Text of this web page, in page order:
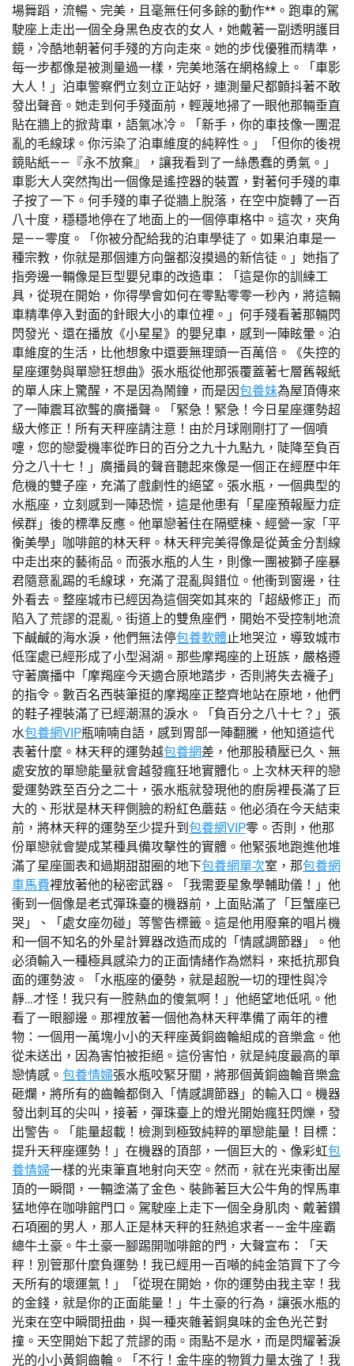
場舞蹈，流暢、完美，且毫無任何多餘的動作**。跑車的駕
駛座上走出一個全身黑色皮衣的女人，她戴著一副透明護目
鏡，冷酷地朝著何手殘的方向走來。她的步伐優雅而精準，
每一步都像是被測量過一樣，完美地落在網格線上。「車影
大人！」泊車警察們立刻立正站好，連測量尺都顫抖著不敢
發出聲音。她走到何手殘面前，輕蔑地掃了一眼他那輛垂直
貼在牆上的掀背車，語氣冰冷。「新手，你的車技像一團混
亂的毛線球。你污染了泊車維度的純粹性。」「但你的後視
鏡貼紙——『永不放棄』，讓我看到了一絲愚蠢的勇氣。」
車影大人突然掏出一個像是遙控器的裝置，對著何手殘的車
子按了一下。何手殘的車子從牆上脫落，在空中旋轉了一百
八十度，穩穩地停在了地面上的一個停車格中。這次，夾角
是——零度。「你被分配給我的泊車學徒了。如果泊車是一
種宗教，你就是那個連方向盤都沒摸過的新信徒。」她指了
指旁邊一輛像是巨型嬰兒車的改造車：「這是你的訓練工
具，從現在開始，你得學會如何在零點零零一秒內，將這輛
車精準停入對面的針眼大小的車位裡。」何手殘看著那輛閃
閃發光、還在播放《小星星》的嬰兒車，感到一陣眩暈。泊
車維度的生活，比他想象中還要無理頭一百萬倍。《失控的
星座運勢與單戀狂想曲》張水瓶從他那張覆蓋著七層舊報紙
的單人床上驚醒，不是因為鬧鐘，而是因包養妹為屋頂傳來
了一陣震耳欲聾的廣播聲。「緊急！緊急！今日星座運勢超
級大修正！所有天秤座請注意！由於月球剛剛打了一個噴
嚏，您的戀愛機率從昨日的百分之九十九點九，陡降至負百
分之八十七！」廣播員的聲音聽起來像是一個正在經歷中年
危機的雙子座，充滿了戲劇性的絕望。張水瓶，一個典型的
水瓶座，立刻感到一陣恐慌，這是他患有「星座預報壓力症
候群」後的標準反應。他單戀著住在隔壁棟、經營一家「平
衡美學」咖啡館的林天秤。林天秤完美得像是從黃金分割線
中走出來的藝術品。而張水瓶的人生，則像一團被獅子座暴
君隨意亂踢的毛線球，充滿了混亂與錯位。他衝到窗邊，往
外看去。整座城市已經因為這個突如其來的「超級修正」而
陷入了荒謬的混亂。街道上的雙魚座們，開始不受控制地流
下鹹鹹的海水淚，他們無法停包養軟體止地哭泣，導致城市
低窪處已經形成了小型潟湖。那些摩羯座的上班族，嚴格遵
守著廣播中「摩羯座今天適合原地踏步，否則將失去襪子」
的指令。數百名西裝筆挺的摩羯座正整齊地站在原地，他們
的鞋子裡裝滿了已經潮濕的淚水。「負百分之八十七？」張
水包養網VIP瓶喃喃自語，感到胃部一陣翻騰，他知道這代
表著什麼。林天秤的運勢越包養網差，他那股積壓已久、無
處安放的單戀能量就會越發瘋狂地實體化。上次林天秤的戀
愛運勢跌至百分之二十，張水瓶就發現他的廚房裡長滿了巨
大的、形狀是林天秤側臉的粉紅色蘑菇。他必須在今天結束
前，將林天秤的運勢至少提升到 包養網VIP零。否則，他那
份單戀就會變成某種具備攻擊性的實體。他緊張地跑進他堆
滿了星座圖表和過期甜甜圈的地下包養網單次室，那包養網
車馬費裡放著他的秘密武器。「我需要星象學輔助儀！」他
衝到一個像是老式彈珠臺的機器前，上面貼滿了「巨蟹座已
哭」、「處女座勿碰」等警告標籤。這是他用廢棄的唱片機
和一個不知名的外星計算器改造而成的「情感調節器」。他
必須輸入一種極具感染力的正面情緒作為燃料，來抵抗那負
面的運勢波。「水瓶座的優勢，就是超脫一切的理性與冷
靜…才怪！我只有一腔熱血的傻氣啊！」他絕望地低吼。他
看了一眼腳邊。那裡放著一個他為林天秤準備了兩年的禮
物：一個用一萬塊小小的天秤座黃銅齒輪組成的音樂盒。他
從未送出，因為害怕被拒絕。這份害怕，就是純度最高的單
戀情感。 包養情婦張水瓶咬緊牙關，將那個黃銅齒輪音樂盒
砸爛，將所有的齒輪都倒入「情感調節器」的輸入口。機器
發出刺耳的尖叫，接著，彈珠臺上的燈光開始瘋狂閃爍，發
出警告。「能量超載！檢測到極致純粹的單戀能量！目標：
提升天秤座運勢！」在機器的頂部，一個巨大的、像彩虹包
養情婦一樣的光束筆直地射向天空。然而，就在光束衝出屋
頂的一瞬間，一輛塗滿了金色、裝飾著巨大公牛角的悍馬車
猛地停在咖啡館門口。駕駛座上走下一個全身肌肉、戴著鑽
石項圈的男人，那人正是林天秤的狂熱追求者——金牛座霸
總牛土豪。牛土豪一腳踢開咖啡館的門，大聲宣布：「天
秤！別管那什麼負運勢！我已經用一百噸的純金箔買下了今
天所有的壞運氣！」「從現在開始，你的運勢由我主宰！我
的金錢，就是你的正面能量！」牛土豪的行為，讓張水瓶的
光束在空中瞬間扭曲，與一種夾雜著銅臭味的金色光芒對
撞。天空開始下起了荒謬的雨。雨點不是水，而是閃耀著淚
光的小小黃銅齒輪。「不行！金牛座的物質力量太強了！我